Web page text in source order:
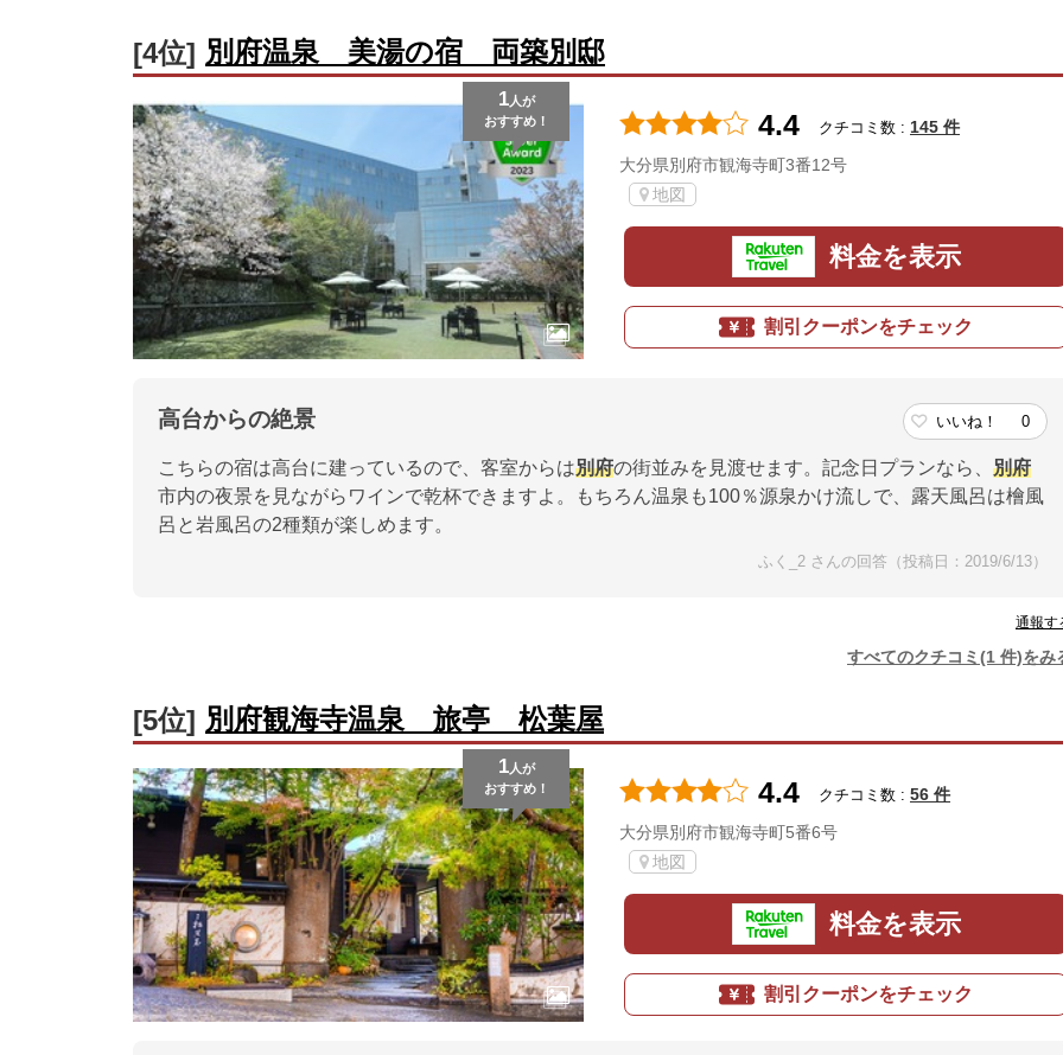
[4位] 別府温泉 美湯の宿 両築別邸
1人が
おすすめ！
4.4 クチコミ数 : 145 件
大分県別府市観海寺町3番12号
地図
料金を表示
割引クーポンをチェック
高台からの絶景 いいね！ 0
こちらの宿は高台に建っているので、客室からは別府の街並みを見渡せます。記念日プランなら、 別府
市内の夜景を見ながらワインで乾杯できますよ。もちろん温泉も100％源泉かけ流しで、露天風呂は檜風
呂と岩風呂の2種類が楽しめます。
ふく_2 さんの回答（投稿日：2019/6/13）
通報す
すべてのクチコミ(1 件)をみ
[5位] 別府観海寺温泉 旅亭 松葉屋
1人が
おすすめ！
4.4 クチコミ数 : 56 件
大分県別府市観海寺町5番6号
地図
料金を表示
割引クーポンをチェック